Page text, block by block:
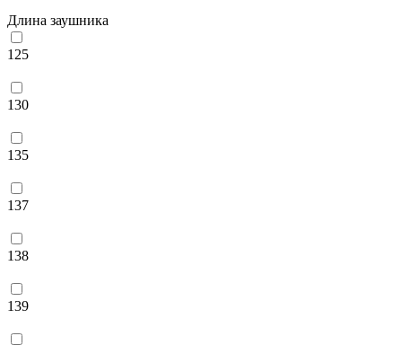
Длина заушника
125
130
135
137
138
139